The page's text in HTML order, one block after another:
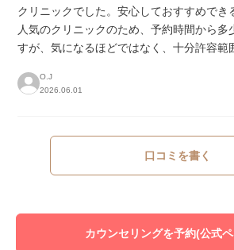
クリニックでした。安心しておすすめでき
人気のクリニックのため、予約時間から多
すが、気になるほどではなく、十分許容範
O.J
2026.06.01
口コミを書く
カウンセリングを予約(公式